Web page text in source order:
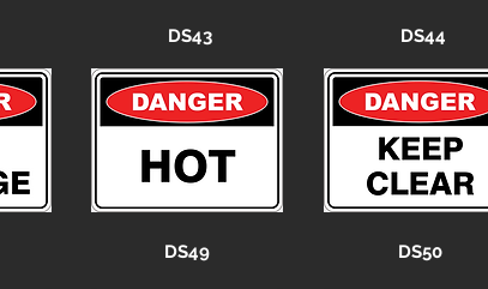
DS43
DS49
DS44
DS50